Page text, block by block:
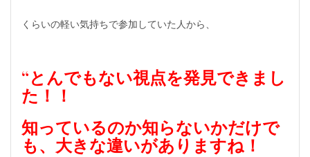
くらいの軽い気持ちで参加していた人から、
“とんでもない視点を発見できまし
た！！
知っているのか知らないかだけで
も、大きな違いがありますね！